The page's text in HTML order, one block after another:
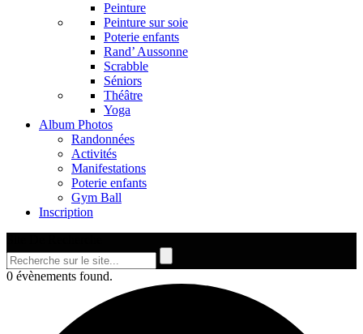
Peinture
Peinture sur soie
Poterie enfants
Rand’ Aussonne
Scrabble
Séniors
Théâtre
Yoga
Album Photos
Randonnées
Activités
Manifestations
Poterie enfants
Gym Ball
Inscription
0 évènements found.